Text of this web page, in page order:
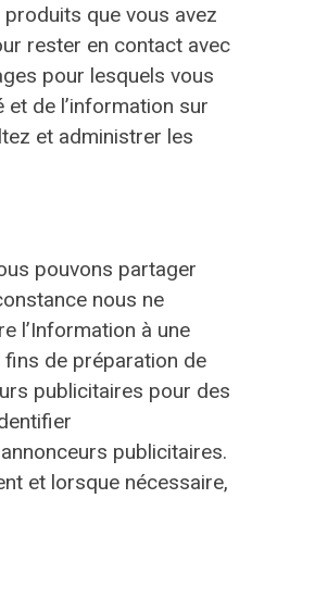
que vous avez
rester en contact avec
pour lesquels vous
de l’information sur
et administrer les
pouvons partager
nous ne
l’Information à une
fins de préparation de
publicitaires pour des
publicitaires.
et lorsque nécessaire,